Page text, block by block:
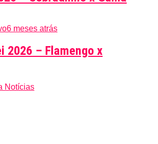
6 meses atrás
2026 – Flamengo x